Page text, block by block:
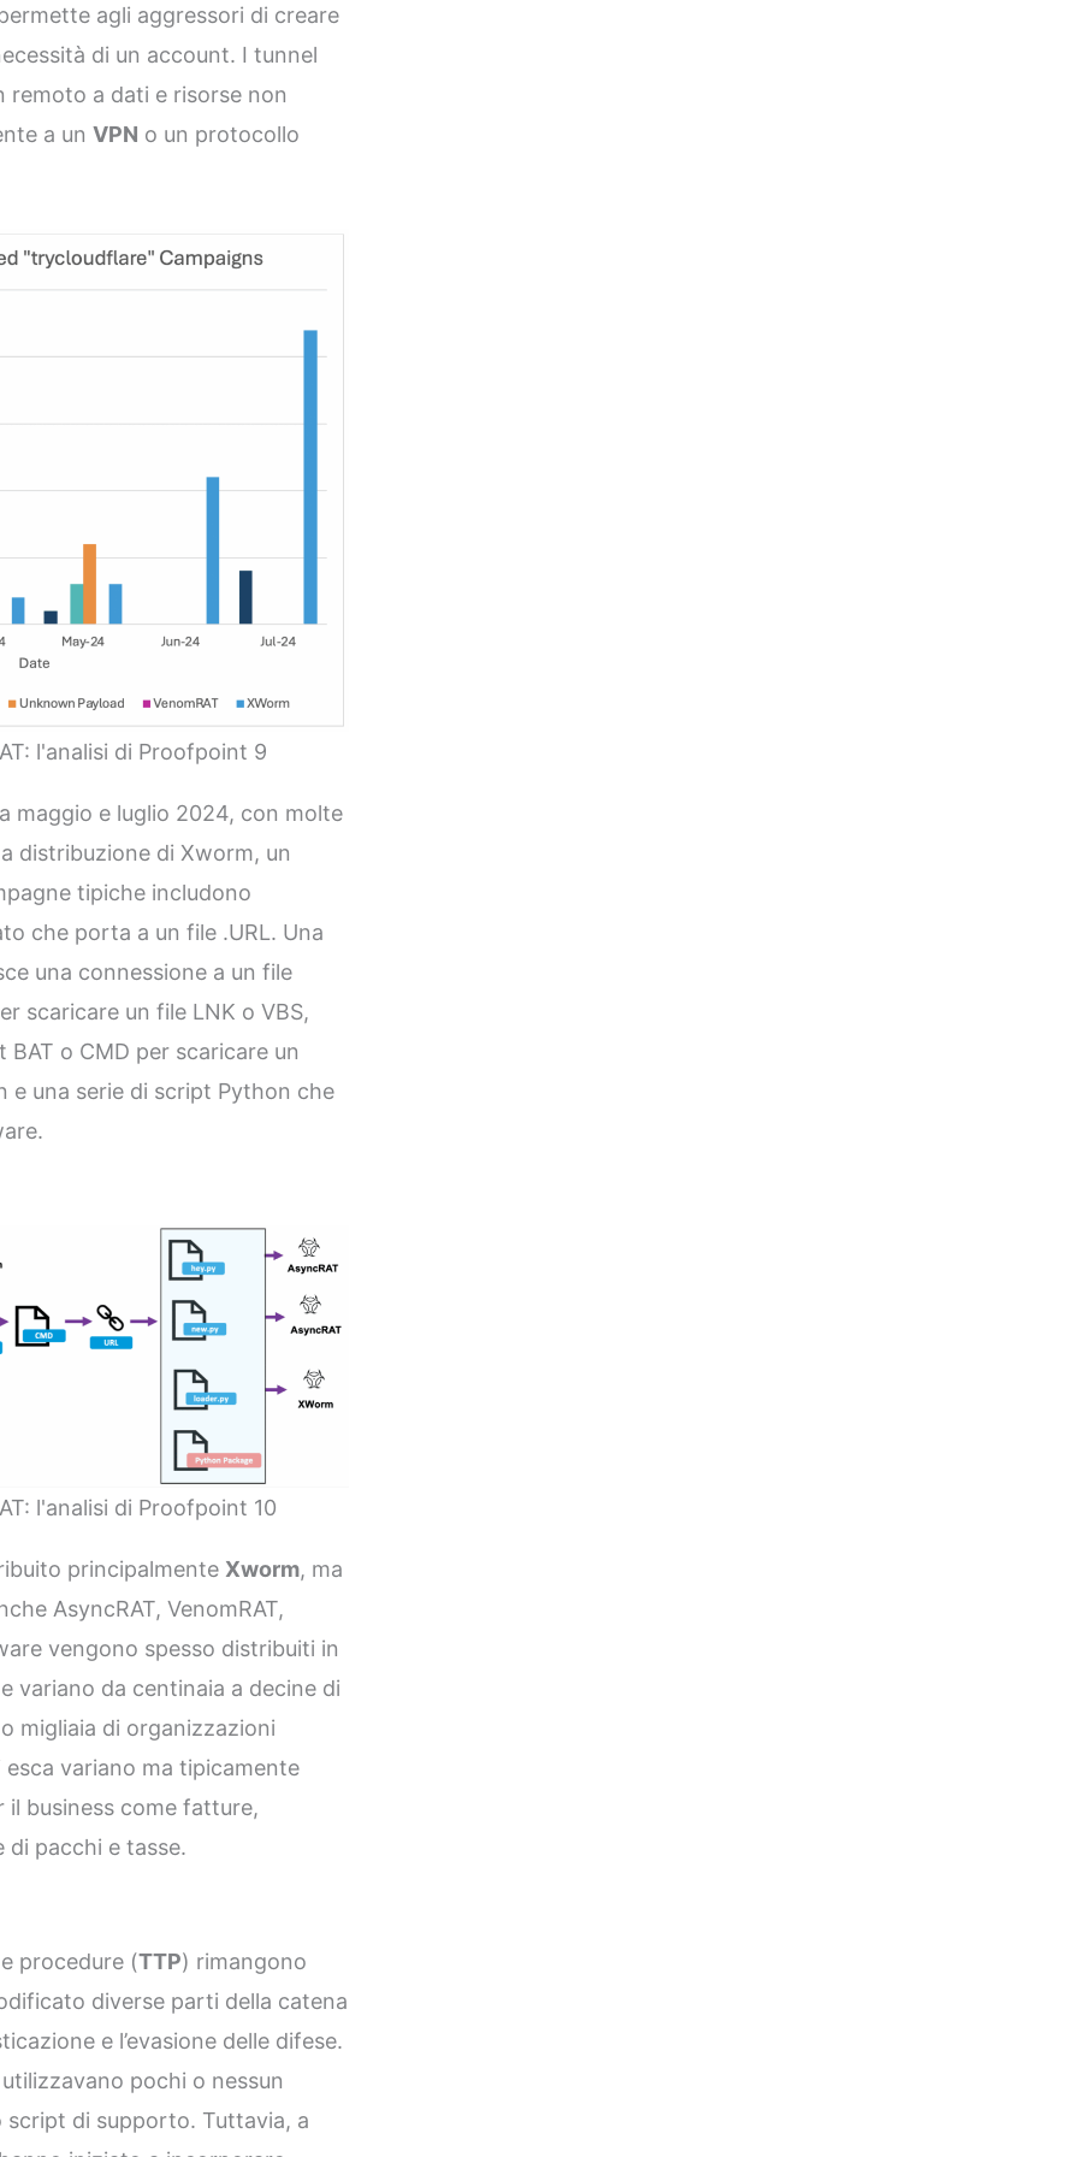
agli aggressori di creare
di un account. I tunnel
a dati e risorse non
a unVPN o un protocollo
l'analisi di Proofpoint 9
maggio e luglio 2024, con molte
distribuzione di Xworm, un
tipiche includono
che porta a un file .URL. Una
una connessione a un file
scaricare un file LNK o VBS,
o CMD per scaricare un
una serie di script Python che
l'analisi di Proofpoint 10
principalmente Xworm, ma
AsyncRAT, VenomRAT,
vengono spesso distribuiti in
variano da centinaia a decine di
migliaia di organizzazioni
variano ma tipicamente
business come fatture,
pacchi e tasse.
procedure (TTP) rimangono
diverse parti della catena
e l’evasione delle difese.
pochi o nessun
di supporto. Tuttavia, a